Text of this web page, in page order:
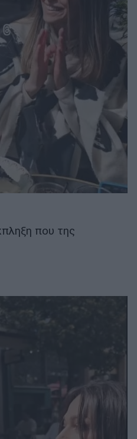
που της